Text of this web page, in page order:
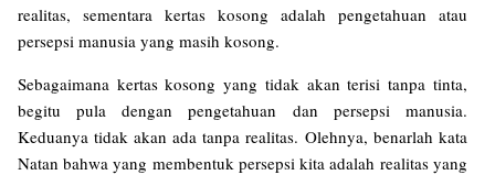
realitas, sementara kertas kosong adalah pengetahuan atau
persepsi manusia yang masih kosong.
Sebagaimana kertas kosong yang tidak akan terisi tanpa tinta,
begitu pula dengan pengetahuan dan persepsi manusia.
Keduanya tidak akan ada tanpa realitas. Olehnya, benarlah kata
Natan bahwa yang membentuk persepsi kita adalah realitas yang